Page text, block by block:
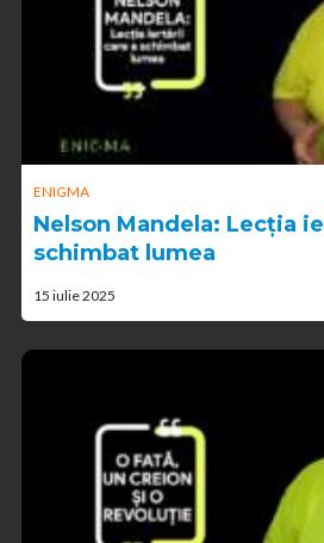
ENIGMA
Nelson Mandela: Lecția
schimbat lumea
15 iulie 2025